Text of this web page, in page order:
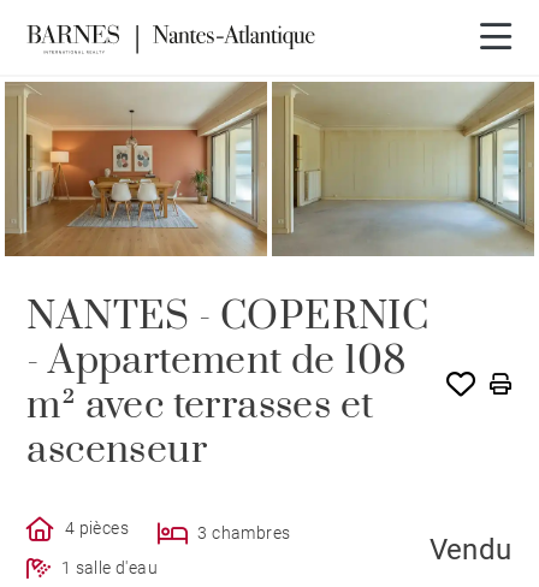
VENDU PAR BARNES
NANTES - COPERNIC
- Appartement de 108
m² avec terrasses et
ascenseur
4 pièces
3 chambres
1 salle d'eau
Vendu